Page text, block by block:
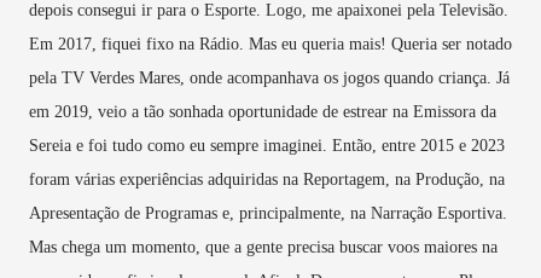
depois consegui ir para o Esporte. Logo, me apaixonei pela Televisão.
Em 2017, fiquei fixo na Rádio. Mas eu queria mais! Queria ser notado
pela TV Verdes Mares, onde acompanhava os jogos quando criança. Já
em 2019, veio a tão sonhada oportunidade de estrear na Emissora da
Sereia e foi tudo como eu sempre imaginei. Então, entre 2015 e 2023
foram várias experiências adquiridas na Reportagem, na Produção, na
Apresentação de Programas e, principalmente, na Narração Esportiva.
Mas chega um momento, que a gente precisa buscar voos maiores na